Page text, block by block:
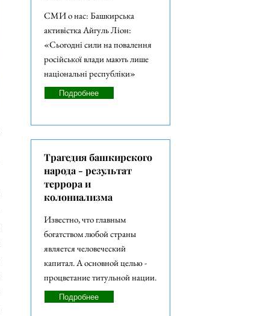
СМИ о нас: Башкирська
активістка Айгуль Ліон:
«Сьогодні сили на повалення
російської влади мають лише
національні республіки»
Подробнее
Трагедия башкирского
народа - результат
террора и
колониализма
Известно, что главным
богатством любой страны
является человеческий
капитал. А основной целью -
процветание титульной нации.
Подробнее